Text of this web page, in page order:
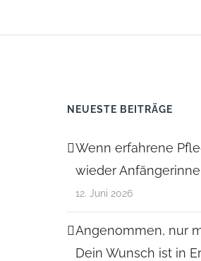
NEUESTE BEITRÄGE
Wenn erfahrene
wieder
12. Juni 2026
Angenommen, nur
Dein Wunsch ist in